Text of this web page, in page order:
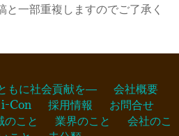
一部重複しますのでご了承く
もに社会貢献を―
会社概要
i-Con 採用情報
お問合せ
のこと 業界のこと
会社のこ